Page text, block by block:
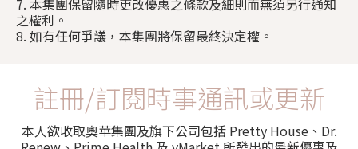
7. 本集團保留隨時更改優惠之條款及細則而無須另行通知
之權利。
8. 如有任何爭議，本集團將保留最終決定權。
註冊/訂閱時事通訊或更新
本人欲收取奧華集團及旗下公司包括 Pretty House、Dr.